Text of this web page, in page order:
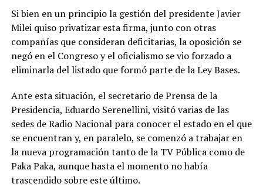
Si bien en un principio la gestión del presidente Javier
Milei quiso privatizar esta firma, junto con otras
compañías que consideran deficitarias, la oposición se
negó en el Congreso y el oficialismo se vio forzado a
eliminarla del listado que formó parte de la Ley Bases.
Ante esta situación, el secretario de Prensa de la
Presidencia, Eduardo Serenellini, visitó varias de las
sedes de Radio Nacional para conocer el estado en el que
se encuentran y, en paralelo, se comenzó a trabajar en
la nueva programación tanto de la TV Pública como de
Paka Paka, aunque hasta el momento no había
trascendido sobre este último.